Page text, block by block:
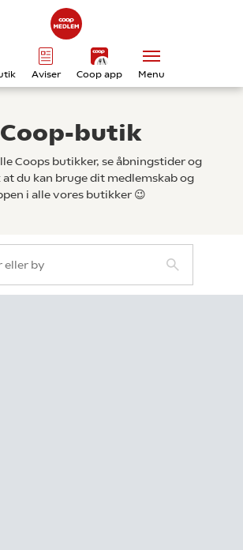
Aviser Coop app Menu
butik
Coops butikker, se åbningstider og
at du kan bruge dit medlemskab og
i alle vores butikker 😉